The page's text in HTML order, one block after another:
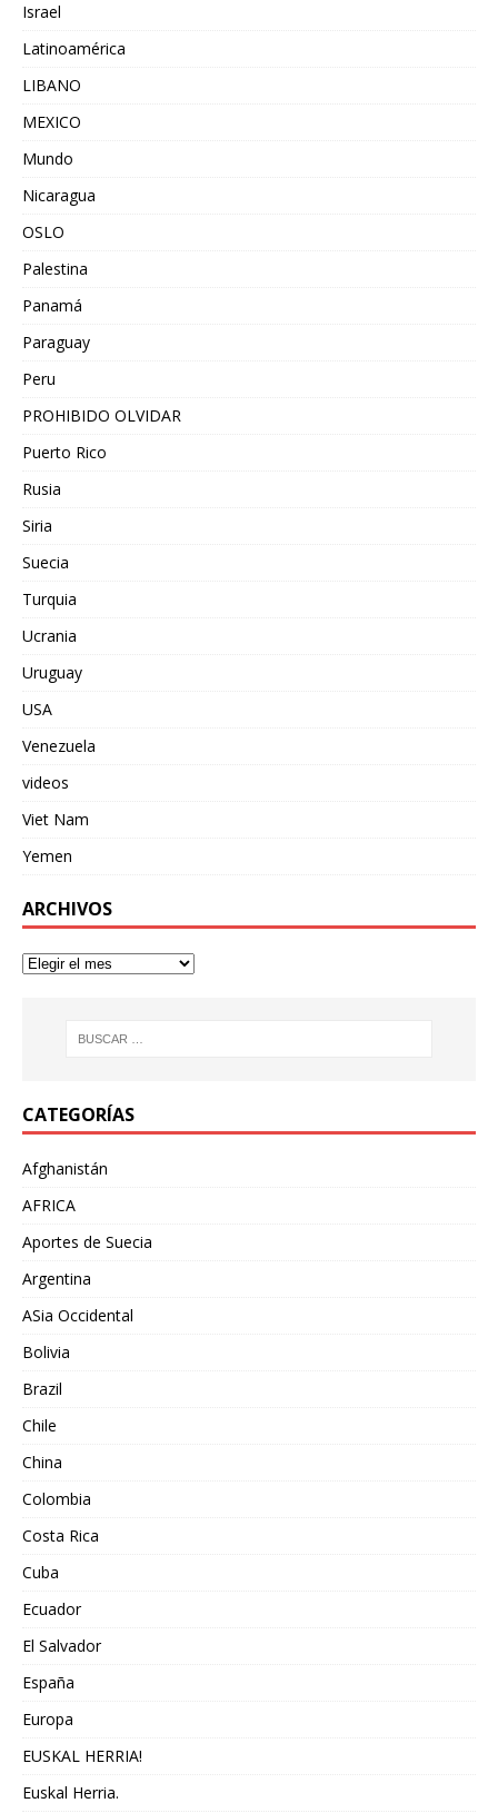
Israel
Latinoamérica
LIBANO
MEXICO
Mundo
Nicaragua
OSLO
Palestina
Panamá
Paraguay
Peru
PROHIBIDO OLVIDAR
Puerto Rico
Rusia
Siria
Suecia
Turquia
Ucrania
Uruguay
USA
Venezuela
videos
Viet Nam
Yemen
ARCHIVOS
CATEGORÍAS
Afghanistán
AFRICA
Aportes de Suecia
Argentina
ASia Occidental
Bolivia
Brazil
Chile
China
Colombia
Costa Rica
Cuba
Ecuador
El Salvador
España
Europa
EUSKAL HERRIA!
Euskal Herria.